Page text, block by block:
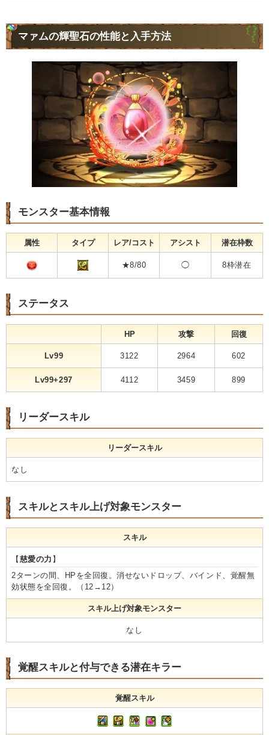
マァムの輝聖石の性能と入手方法
モンスター基本情報
属性 タイプ レア/コスト アシスト 潜在枠数
★8/80 ◯ 8枠潜在
ステータス
HP 攻撃 回復
Lv99 3122 2964 602
Lv99+297 4112 3459 899
リーダースキル
リーダースキル
なし
スキルとスキル上げ対象モンスター
スキル
【 慈愛の力 】
2ターンの間、HPを全回復。消せないドロップ、バインド、覚醒無
効状態を全回復。（12→12）
スキル上げ対象モンスター
なし
覚醒スキルと付与できる潜在キラー
覚醒スキル